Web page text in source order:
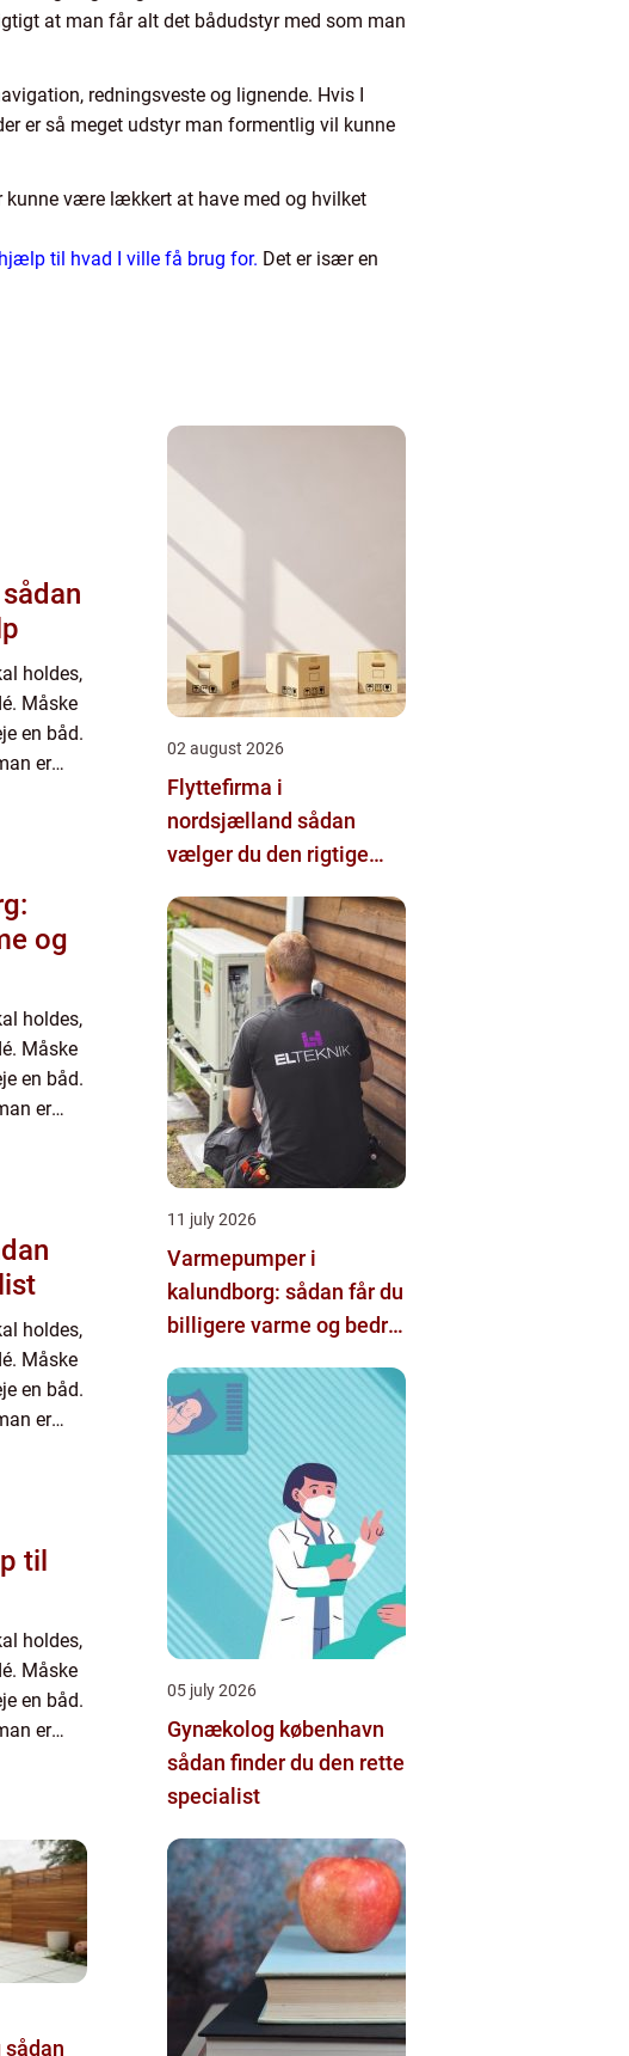
at man får alt det bådudstyr med som man
redningsveste og lignende. Hvis I
er så meget udstyr man formentlig vil kunne
kunne være lækkert at have med og hvilket
til hvad I ville få brug for. Det er især en
holdes,
Måske
en båd.
er
og
holdes,
Måske
en båd.
er
holdes,
Måske
en båd.
er
til
holdes,
Måske
en båd.
er
02 august 2026
Flyttefirma i
nordsjælland sådan
vælger du den rigtige
11 july 2026
Varmepumper i
kalundborg: sådan får du
billigere varme og bedre
05 july 2026
Gynækolog københavn
sådan finder du den rette
specialist